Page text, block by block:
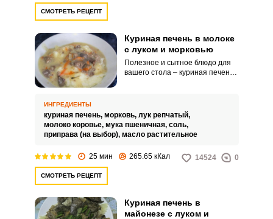
СМОТРЕТЬ РЕЦЕПТ
Куриная печень в молоке
с луком и морковью
Полезное и сытное блюдо для
вашего стола – куриная печень с
ИНГРЕДИЕНТЫ
куриная печень, морковь, лук репчатый,
молоко коровье, мука пшеничная, соль,
приправа (на выбор), масло растительное
25 мин 265.65 кКал 14524 0
СМОТРЕТЬ РЕЦЕПТ
Куриная печень в
майонезе с луком и